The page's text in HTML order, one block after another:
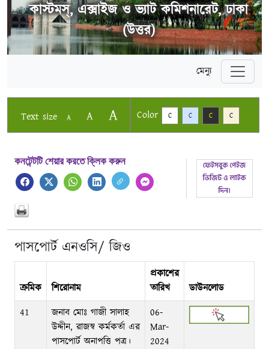
কাস্টমস্, এক্সাইজ ও ভ্যাট কমিশনারেট, ঢাকা
(উত্তর)
মেন্যু
Text size A A A Color C C C C
কনটেন্টটি শেয়ার করতে ক্লিক করুন
পাসপোর্ট এনওসি/ জিও
ক্রমিক শিরোনাম
প্রকাশের
তারিখ
ডাউনলোড
41
জনাব মোঃ গাজী সালাহ
উদ্দীন, রাজস্ব কর্মকর্তা এর
পাসপোর্ট অনাপত্তি পত্র।
06-
Mar-
2024